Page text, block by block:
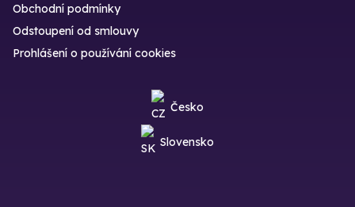
Obchodní podmínky
Odstoupení od smlouvy
Prohlášení o používání cookies
Česko
Slovensko